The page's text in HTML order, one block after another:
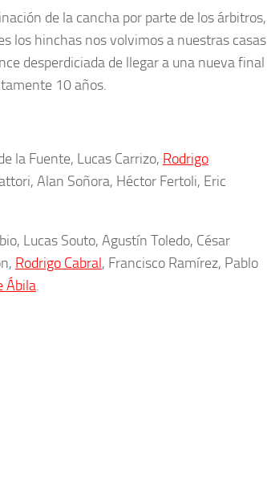
de la cancha por parte de los árbitros,
los hinchas nos volvimos a nuestras casas
desperdiciada de llegar a una nueva final
10 años.
la Fuente, Lucas Carrizo, Rodrigo
Alan Soñora, Héctor Fertoli, Eric
Lucas Souto, Agustín Toledo, César
Rodrigo Cabral, Francisco Ramírez, Pablo
Ábila.